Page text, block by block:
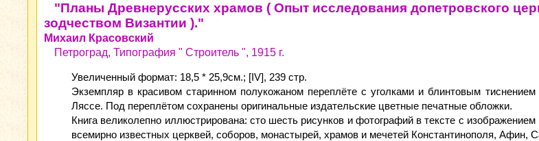
"Планы Древнерусских храмов ( Опыт исследования допетровского
зодчеством Византии )."
Михаил Красовский
Петроград, Типография " Строитель ", 1915 г.
Увеличенный формат: 18,5 * 25,9см.; [IV], 239 стр.
Экземпляр в красивом старинном полукожаном переплёте с уголками и блинтовым
Ляссе. Под переплётом сохранены оригинальные издательские цветные печатные обложки.
Книга великолепно иллюстрирована: сто шесть рисунков и фотографий в тексте с
всемирно известных церквей, соборов, монастырей, храмов и мечетей Константинополя, Афин,